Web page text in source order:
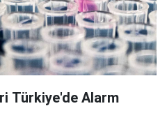
Türkiye'de Alarm